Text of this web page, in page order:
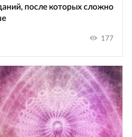
после которых сложно
177